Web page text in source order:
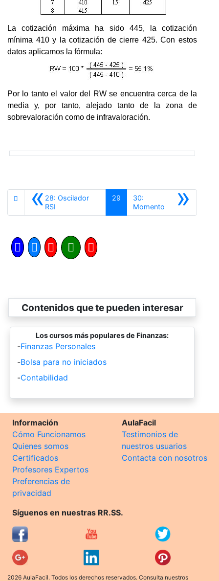
La cotización máxima ha sido 445, la cotización
mínima 410 y la cotización de cierre 425. Con estos
datos aplicamos la fórmula:
Por lo tanto el valor del RW se encuentra cerca de la
media y, por tanto, alejado tanto de la zona de
sobrevaloración como de infravaloración.
«28: Oscilador
RSI
29 »
30:
Momento Siguiente
Contenidos que te pueden interesar
Los cursos más populares de Finanzas:
-Finanzas Personales
-Bolsa para no iniciados
-Contabilidad
Información
Cómo Funcionamos
Quienes somos
Certificados
Profesores Expertos
Preferencias de
privacidad
AulaFacil
Testimonios de
nuestros usuarios
Contacta con nosotros
Síguenos en nuestras RR.SS.
2026 AulaFacil. Todos los derechos reservados. Consulta nuestros